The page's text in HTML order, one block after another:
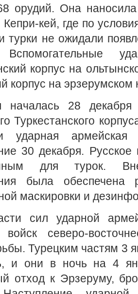
орудий. Она
Кепри-кей, где по
турки не ожидали
Вспомогательные
корпус на
корпус на
началась 28
Туркестанского
ударная
30 декабря. Русское
для турок.
была обеспечена
маскировки и
сил ударной
войск северо-
Турецким частям 3
и они в ночь на 4
отход к Эрзеруму,